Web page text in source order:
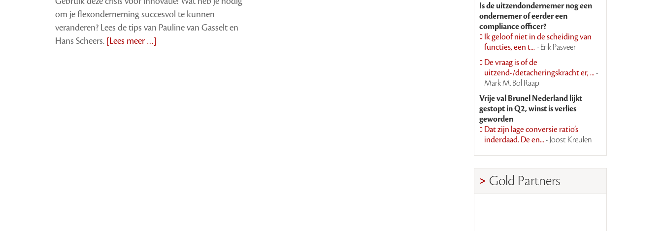
om je flexonderneming succesvol te kunnen
veranderen? Lees de tips van Pauline van Gasselt en
Hans Scheers. [Lees meer …]
Is de uitzendondernemer nog een
ondernemer of eerder een
compliance officer?
Ik geloof niet in de scheiding van
functies, een t...- Erik Pasveer
De vraag is of de
uitzend-/detacheringskracht er, ...-
Mark M. Bol Raap
Vrije val Brunel Nederland lijkt
gestopt in Q2, winst is verlies
geworden
Dat zijn lage conversie ratio’s
inderdaad. De en...- Joost Kreulen
Gold Partners